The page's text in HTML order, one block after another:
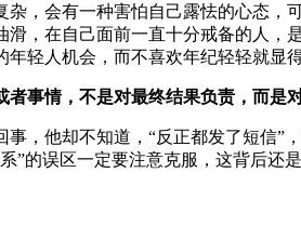
，会有一种害怕自己露怯的心态
，在自己面前一直十分戒备的人
轻人机会，而不喜欢年纪轻轻就显
事情，不是对最终结果负责，而是对
，他却不知道，“反正都发了短信
”的误区一定要注意克服，这背后